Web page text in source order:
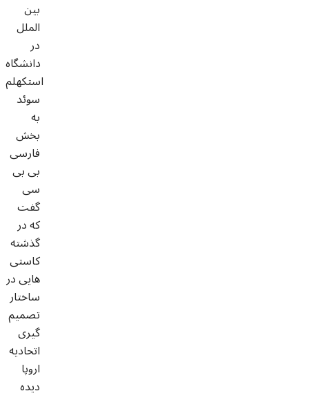
بین
الملل
در
دانشگاه
استکهلم
سوئد
به
بخش
فارسی
بی بی
سی
گفت
که در
گذشته
کاستی
هایی در
ساختار
تصمیم
گیری
اتحادیه
اروپا
دیده